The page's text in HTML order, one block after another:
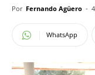
Por Fernando Agüero -
WhatsApp